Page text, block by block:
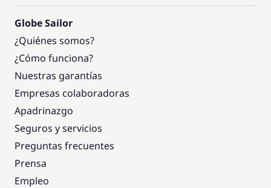
Globe Sailor
¿Quiénes somos?
¿Cómo funciona?
Nuestras garantías
Empresas colaboradoras
Apadrinazgo
Seguros y servicios
Preguntas frecuentes
Prensa
Empleo